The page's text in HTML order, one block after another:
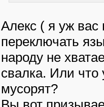
Алекс ( я уж вас
переключать
народу не
свалка. Или что
мусорят?